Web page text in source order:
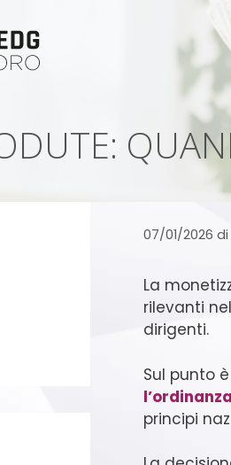
07/01/2026 di
La
rilevanti
dirigenti.
Sul punto
principi